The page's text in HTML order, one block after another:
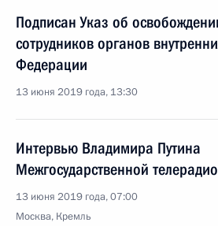
Подписан Указ об
сотрудников органов
Федерации
13 июня 2019 года, 13:30
Интервью Владимира Путина
Межгосударственной
13 июня 2019 года, 07:00
Москва, Кремль